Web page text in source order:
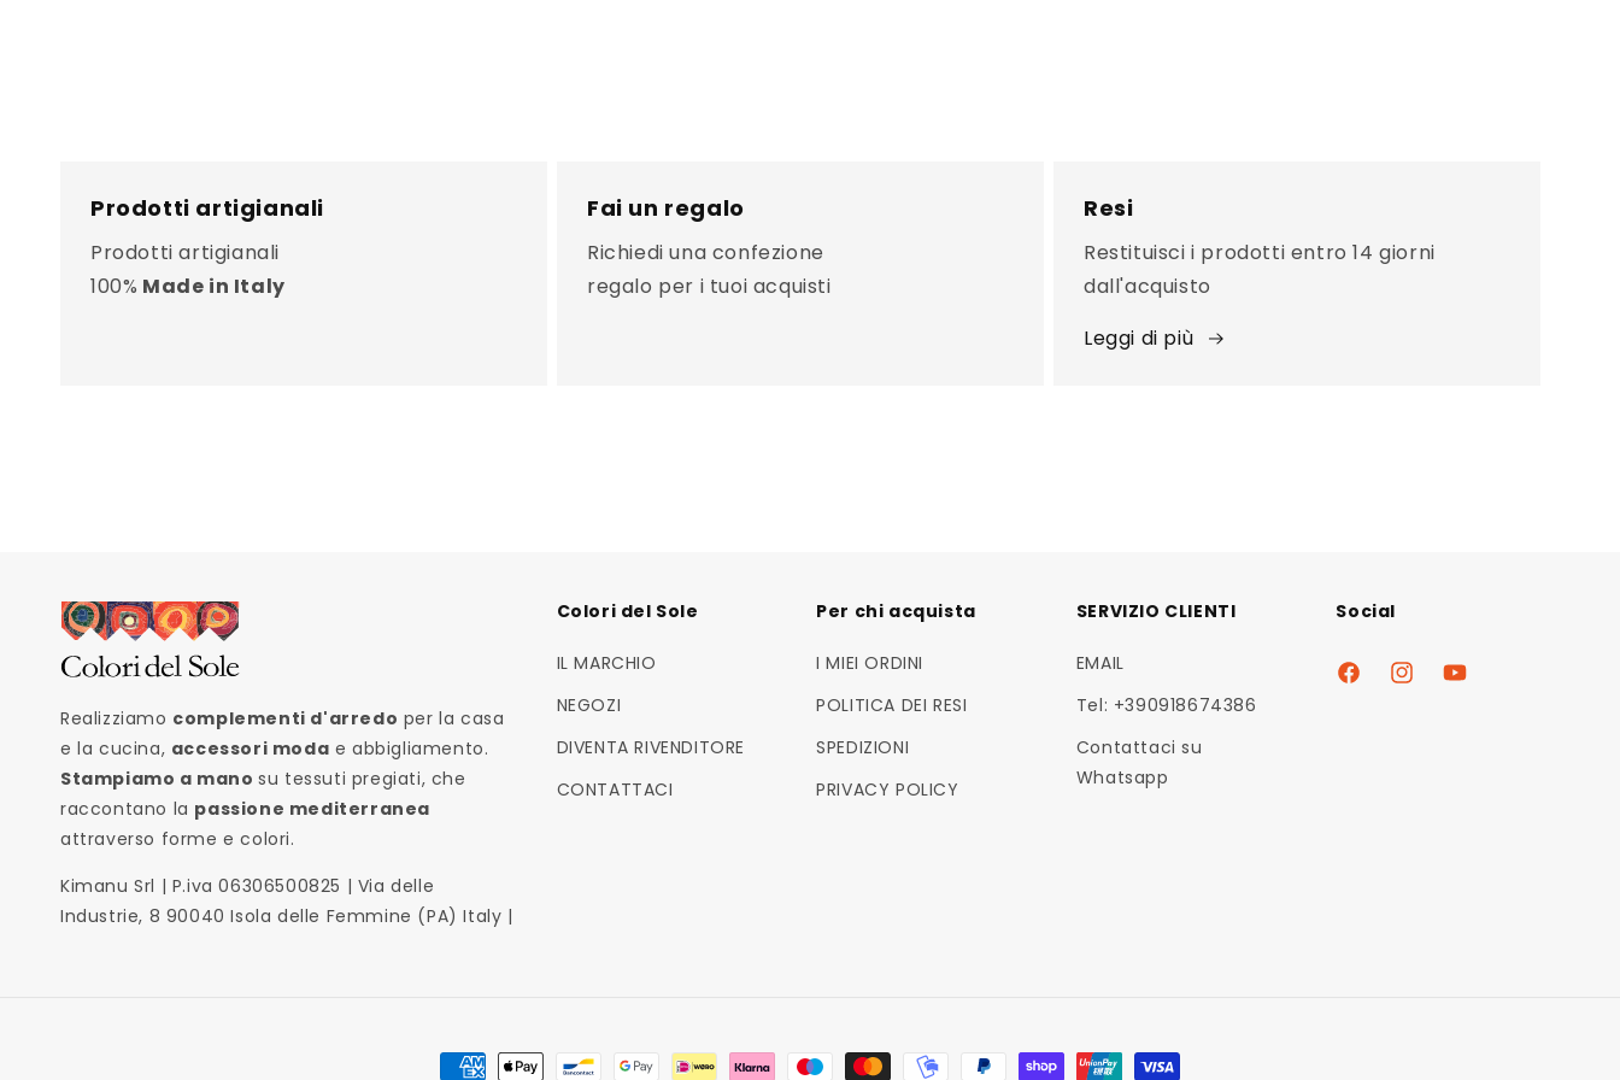
Prodotti artigianali
Prodotti artigianali
100% Made in Italy
Fai un regalo
Richiedi una confezione
regalo per i tuoi acquisti
Resi
Restituisci i prodotti entro 14 giorni
dall'acquisto
Leggi di più
Realizziamo complementi d'arredo per la casa
e la cucina, accessori moda e abbigliamento.
Stampiamo a manosu tessuti pregiati, che
raccontano la passione mediterranea
attraverso forme e colori.
Kimanu Srl | P.iva 06306500825 | Via delle
Industrie, 8 90040 Isola delle Femmine (PA) Italy |
Colori del Sole
IL MARCHIO
NEGOZI
DIVENTA RIVENDITORE
CONTATTACI
Per chi acquista
I MIEI ORDINI
POLITICA DEI RESI
SPEDIZIONI
PRIVACY POLICY
SERVIZIO CLIENTI
EMAIL
Tel: +390918674386
Contattaci su
Whatsapp
Social
FacebookInstagramYouTube
Metodi